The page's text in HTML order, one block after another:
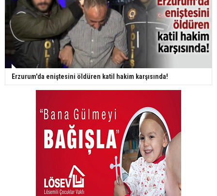
Erzurum'da eniştesini öldüren katil hakim karşısında!